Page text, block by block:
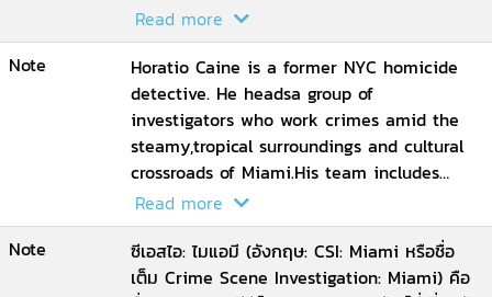
Unseen
--disc 5 Episode 17. Simple Man ; Episode
118. Dispo Day ; Episode 19. Double Cap ;
Episode 20. Grave Young Men
--disc 6 Episode 21. Spring Break ; Episode
22. Tinder Box ; Episode 23. Freaks and
tweaks ; Episode 24. Body Count
--disc 7 Special features ; Behind-The-
Scenes Featurettes ; CSI : Miami
Uncovered ; Creating CSI : Miami ;
Procedures of Hangling Evidence ; The
Josh Berman, Andrew Lipsitz.
Read more
Note
Horatio Caine is a former NYC homicide
detective. He headsa group of
investigators who work crimes amid the
steamy,tropical surroundings and cultural
crossroads of Miami.His team includes
Calleigh Dusquene, with a specialty
inballistics; Tim Speedle, who is well
connected on thestreet, and Eric Delko, an
underwater recovery expert whoknows all
Read more
Note
ซีเอสไอ: ไมแอมี (อังกฤษ: CSI: Miami หรือชื่อ
เต็ม Crime Scene Investigation: Miami) คือ